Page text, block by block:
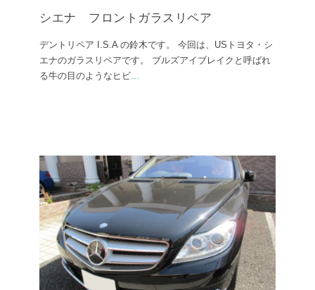
シエナ フロントガラスリペア
デントリペア I.S.A の鈴木です。 今回は、USトヨタ・シ
エナのガラスリペアです。 ブルズアイブレイクと呼ばれ
る牛の目のようなヒビ...